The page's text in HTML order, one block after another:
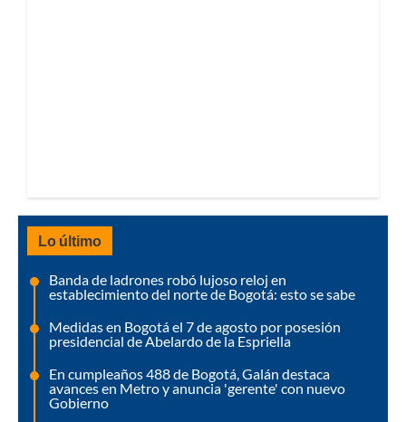
Lo último
Banda de ladrones robó lujoso reloj en
establecimiento del norte de Bogotá: esto se sabe
Medidas en Bogotá el 7 de agosto por posesión
presidencial de Abelardo de la Espriella
En cumpleaños 488 de Bogotá, Galán destaca
avances en Metro y anuncia 'gerente' con nuevo
Gobierno